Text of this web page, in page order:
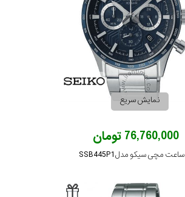
نمایش سریع
76,760,000 تومان
ساعت مچی سیکو مدل SSB445P1